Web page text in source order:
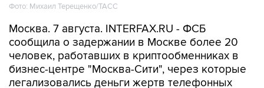
Фото: Михаил Терещенко/ТАСС
Москва. 7 августа. INTERFAX.RU - ФСБ
сообщила о задержании в Москве более 20
человек, работавших в криптообменниках в
бизнес-центре "Москва-Сити", через которые
легализовались деньги жертв телефонных